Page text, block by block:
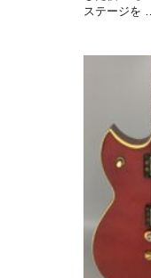
ステージを …